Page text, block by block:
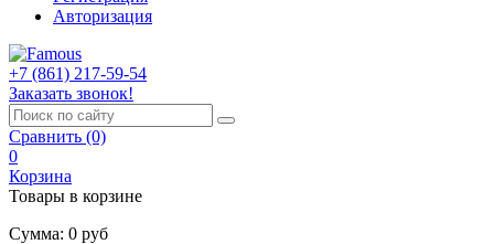
Авторизация
+7 (861) 217-59-54
Заказать звонок!
Сравнить (0)
0
Корзина
Товары в корзине
Сумма: 0 руб